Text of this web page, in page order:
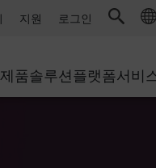
제품솔루션
IoT 보안
보안 접근
Threat
플랫폼서비
서비스형 관리 방화벽
지원 로그인